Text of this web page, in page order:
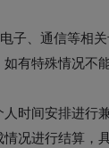
子、通信等相
有特殊情况不
时间安排进行
况进行结算，